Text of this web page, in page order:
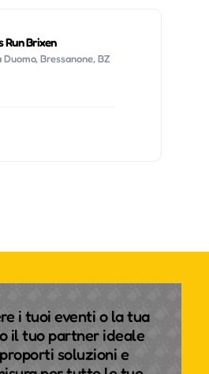
Run Brixen
Duomo, Bressanone, BZ
i tuoi eventi o la tua
il tuo partner ideale
soluzioni e